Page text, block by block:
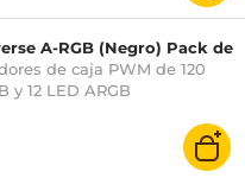
A-RGB (Negro) Pack de
de caja PWM de 120
12 LED ARGB